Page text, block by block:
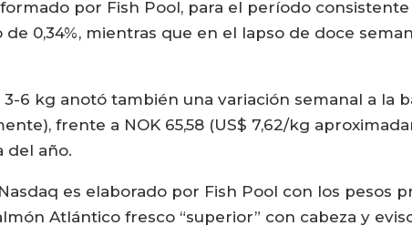
por Fish Pool, para el período
0,34%, mientras que en el lapso de doce
6 kg anotó también una variación semanal a la
frente a NOK 65,58 (US$ 7,62/kg
del año.
es elaborado por Fish Pool con los pesos
Atlántico fresco “superior” con cabeza y